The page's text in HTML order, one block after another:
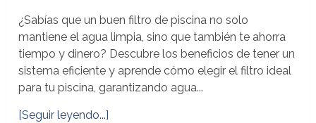
¿Sabías que un buen filtro de piscina no solo
mantiene el agua limpia, sino que también te ahorra
tiempo y dinero? Descubre los beneficios de tener un
sistema eficiente y aprende cómo elegir el filtro ideal
para tu piscina, garantizando agua...
[Seguir leyendo...]